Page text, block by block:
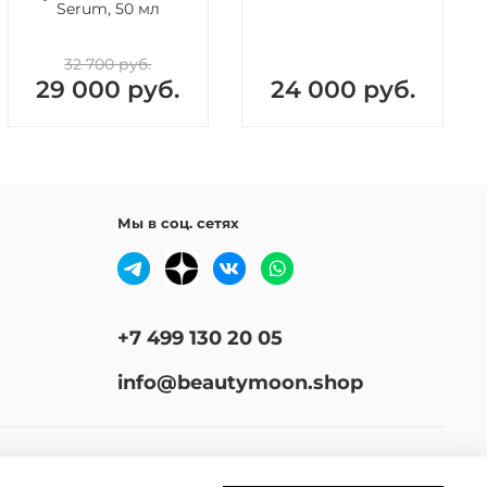
Serum, 50 мл
32 700 руб.
29 000 руб. 24 000 руб.
Мы в соц. сетях
+7 499 130 20 05
info@beautymoon.shop